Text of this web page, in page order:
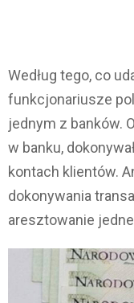
Według tego, co
funkcjonariusze
jednym z banków.
w banku,
kontach klientów.
dokonywania
aresztowanie